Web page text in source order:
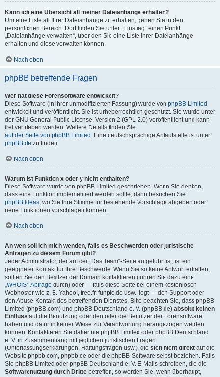
Kann ich eine Übersicht all meiner Dateianhänge erhalten?
Um eine Liste all Ihrer Dateianhänge zu erhalten, gehen Sie in den
persönlichen Bereich. Dort finden Sie unter „Einstieg“ einen Punkt
„Dateianhänge verwalten“, über den Sie eine Liste Ihrer Dateianhänge
erhalten und diese verwalten können.
Nach oben
phpBB betreffende Fragen
Wer hat diese Forensoftware entwickelt?
Diese Software (in ihrer unmodifizierten Fassung) wurde von phpBB Limited
entwickelt und veröffentlicht. Sie ist urheberrechtlich geschützt. Sie wurde unter
der GNU General Public License, Version 2 (GPL-2.0) veröffentlicht und kann
frei vertrieben werden. Weitere Details finden Sie
auf der Seite von phpBB Limited . Eine deutschsprachige Anlaufstelle ist unter
phpBB.de zu finden.
Nach oben
Warum ist Funktion x oder y nicht enthalten?
Diese Software wurde von phpBB Limited geschrieben. Wenn Sie denken,
dass eine Funktion implementiert werden sollte, dann besuchen Sie
phpBB Ideas, wo Sie Ihre Stimme für bestehende Vorschläge abgeben oder
neue Funktionen vorschlagen können.
Nach oben
An wen soll ich mich wenden, falls es Beschwerden oder juristische
Anfragen zu diesem Forum gibt?
Jeder Administrator, der auf der „Das Team“-Seite aufgeführt ist, ist ein
geeigneter Kontakt für Ihre Beschwerde. Wenn Sie so keine Antwort erhalten,
sollten Sie den Besitzer der Domain kontaktieren (führen Sie dazu eine
„WHOIS“-Abfrage durch) oder — falls diese Seite bei einem kostenlosen
Webhoster wie z. B. Yahoo!, free.fr, funpic.de usw. liegt — den Support oder
den Abuse-Kontakt des betreffenden Dienstes. Bitte beachten Sie, dass phpBB
Limited (phpBB.com) und phpBB Deutschland e. V. (phpBB.de) absolut keinen
Einfluss auf die Benutzung oder den oder die Benutzer der Forensoftware
haben und dafür in keiner Weise zur Verantwortung herangezogen werden
können. Kontaktieren Sie daher nie phpBB Limited oder phpBB Deutschland
e. V. in Zusammenhang mit jeglichen juristischen Fragen
(Unterlassungserklärungen, Haftungsfragen usw.), die sich nicht direkt auf die
Website phpbb.com, phpbb.de oder die phpBB-Software selbst beziehen. Falls
Sie phpBB Limited oder phpBB Deutschland e. V. E-Mails schreiben, die die
Softwarenutzung durch Dritte betreffen, so werden Sie, wenn überhaupt,